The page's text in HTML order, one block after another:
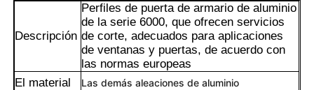
Descripción
Perfiles de puerta de armario de aluminio
de la serie 6000, que ofrecen servicios
de corte, adecuados para aplicaciones
de ventanas y puertas, de acuerdo con
las normas europeas
El material
Las demás aleaciones de aluminio